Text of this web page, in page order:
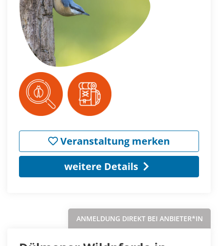
Veranstaltung merken
weitere Details
ANMELDUNG DIREKT BEI ANBIETER*IN